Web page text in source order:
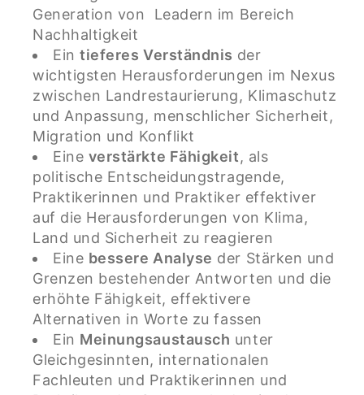
Generation von Leadern im Bereich
Nachhaltigkeit
Eintieferes Verständnis der
wichtigsten Herausforderungen im Nexus
zwischen Landrestaurierung, Klimaschutz
und Anpassung, menschlicher Sicherheit,
Migration und Konflikt
Eine verstärkte Fähigkeit, als
politische Entscheidungstragende,
Praktikerinnen und Praktiker effektiver
auf die Herausforderungen von Klima,
Land und Sicherheit zu reagieren
Eine bessere Analyse der Stärken und
Grenzen bestehender Antworten und die
erhöhte Fähigkeit, effektivere
Alternativen in Worte zu fassen
Ein Meinungsaustausch unter
Gleichgesinnten, internationalen
Fachleuten und Praktikerinnen und